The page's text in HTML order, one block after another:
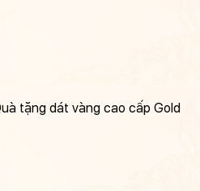
tặng dát vàng cao cấp Gold